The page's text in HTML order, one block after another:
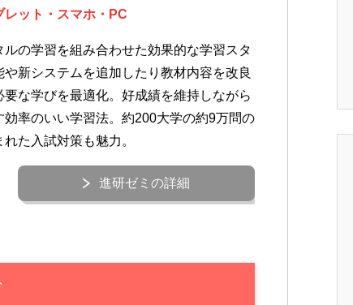
レット・スマホ・PC
ルの学習を組み合わせた効果的な学習スタ
や新システムを追加したり教材内容を改良
要な学びを最適化。好成績を維持しながら
効率のいい学習法。約200大学の約9万問の
た入試対策も魅力。
進研ゼミの詳細